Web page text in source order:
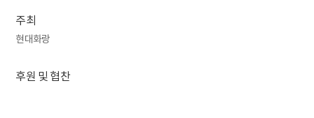
주최
현대화랑
후원 및 협찬